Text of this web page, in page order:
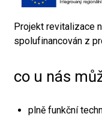
Projekt revitalizace
spolufinancován z
co u nás
plně funkční